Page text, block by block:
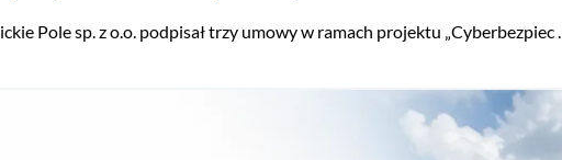
Pole sp. z o.o. podpisał trzy umowy w ramach projektu „Cyberbezpiec …